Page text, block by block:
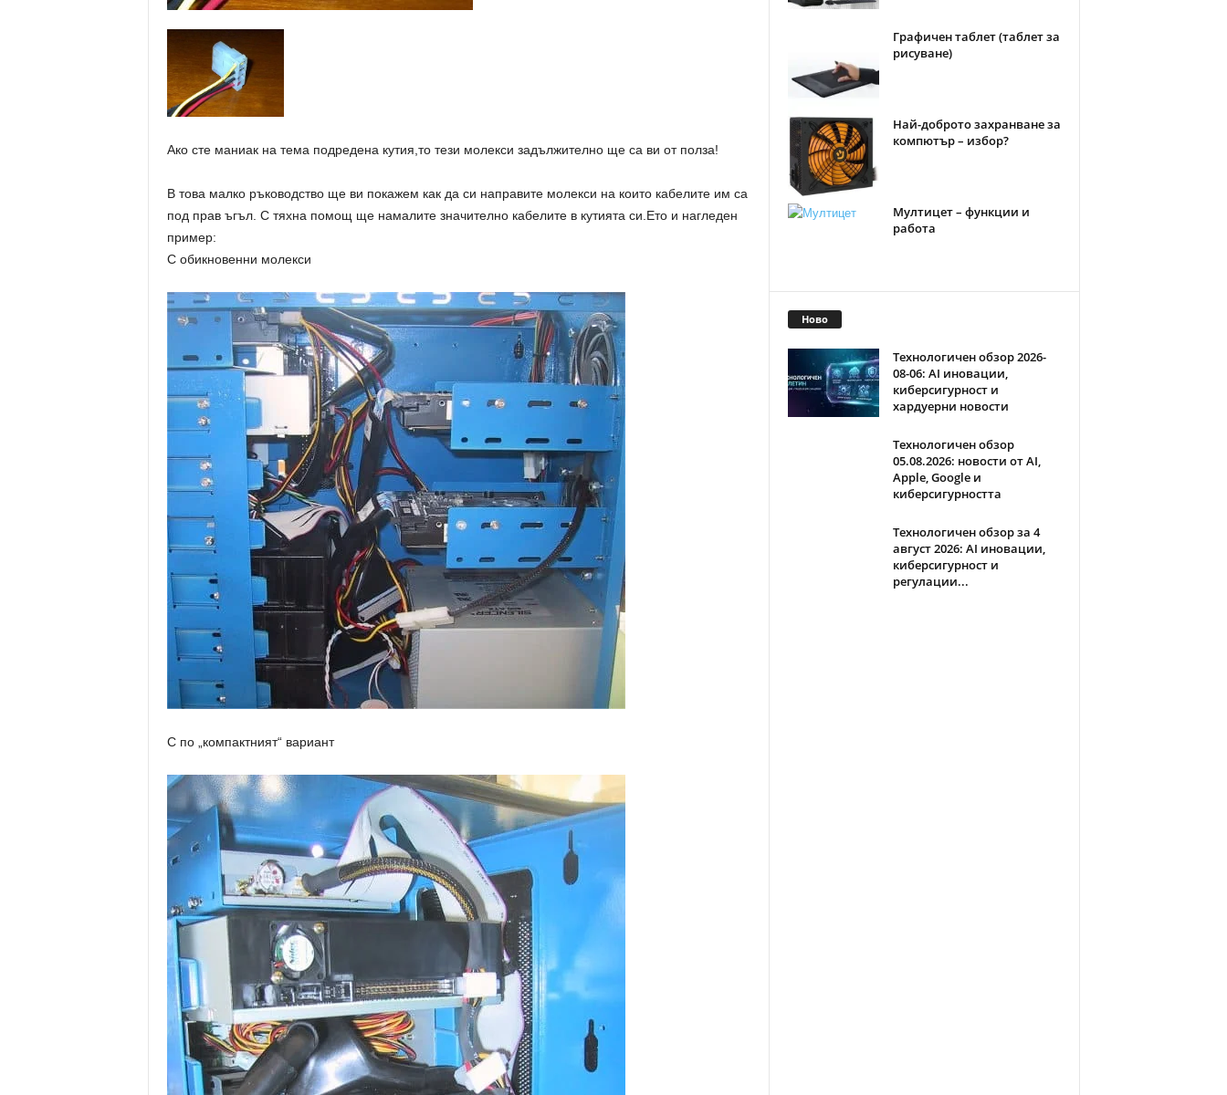
Ако сте маниак на тема подредена кутия,то тези молекси задължително ще са ви от полза!
В това малко ръководство ще ви покажем как да си направите молекси на които кабелите им са
под прав ъгъл. С тяхна помощ ще намалите значително кабелите в кутията си.Ето и нагледен
пример:
С обикновенни молекси
С по „компактният“ вариант
Графичен таблет (таблет за
рисуване)
Най-доброто захранване за
компютър – избор?
Мултицет – функции и
работа
Ново
Технологичен обзор 2026-
08-06: AI иновации,
киберсигурност и
хардуерни новости
Технологичен обзор
05.08.2026: новости от AI,
Apple, Google и
киберсигурността
Технологичен обзор за 4
август 2026: AI иновации,
киберсигурност и
регулации...